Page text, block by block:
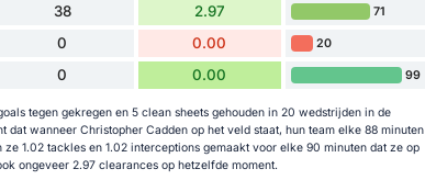
38 2.97 71
0 0.00 20
0 0.00 99
tegen gekregen en 5 clean sheets gehouden in 20 wedstrijden in de
dat wanneer Christopher Cadden op het veld staat, hun team elke 88 minuten
1.02 tackles en 1.02 interceptions gemaakt voor elke 90 minuten dat ze op
ongeveer 2.97 clearances op hetzelfde moment.